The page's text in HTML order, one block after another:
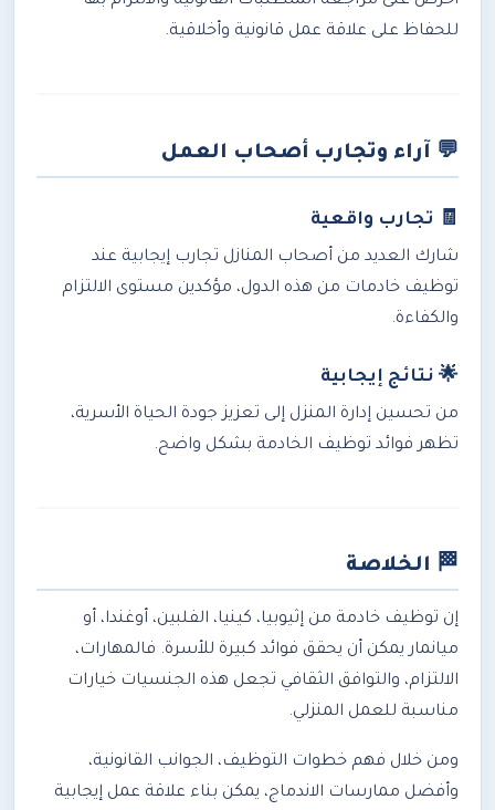
للحفاظ على علاقة عمل قانونية وأخلاقية.
💬 آراء وتجارب أصحاب العمل
🧾 تجارب واقعية
شارك العديد من أصحاب المنازل تجارب إيجابية عند
توظيف خادمات من هذه الدول، مؤكدين مستوى الالتزام
والكفاءة.
🌟 نتائج إيجابية
من تحسين إدارة المنزل إلى تعزيز جودة الحياة الأسرية،
تظهر فوائد توظيف الخادمة بشكل واضح.
🏁 الخلاصة
إن توظيف خادمة من إثيوبيا، كينيا، الفلبين، أوغندا، أو
ميانمار يمكن أن يحقق فوائد كبيرة للأسرة. فالمهارات،
الالتزام، والتوافق الثقافي تجعل هذه الجنسيات خيارات
مناسبة للعمل المنزلي.
ومن خلال فهم خطوات التوظيف، الجوانب القانونية،
وأفضل ممارسات الاندماج، يمكن بناء علاقة عمل إيجابية